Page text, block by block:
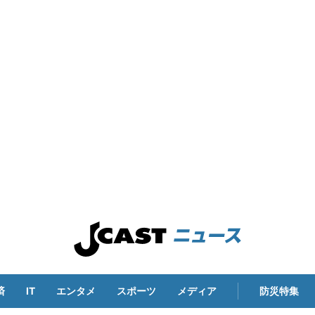
IT エンタメ スポーツ メディア 防災特集